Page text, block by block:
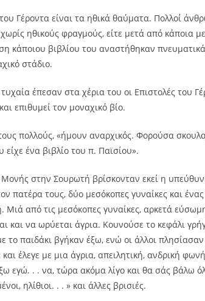
Γέροντα είναι τα ηθικά θαύματα. Πολλοί
ηθικούς φραγμούς, είτε μετά από κάποια
κάποιου βιβλίου του αναστήθηκαν
στάδιο.
έπεσαν στα χέρια του οι Επιστολές του
επιθυμεί τον μοναχικό βίο.
πολλούς, «ήμουν αναρχικός. Φορούσα
ένα βιβλίο του π. Παϊσίου».
στην Σουρωτή βρίσκονταν εκεί η
πατέρα τους, δύο μεσόκοπες γυναίκες και
από τις μεσόκοπες γυναίκες, αρκετά
και να ωρύεται άγρια. Κουνούσε το κεφάλι
παιδάκι βγήκαν έξω, ενώ οι άλλοι
έλεγε με μια άγρια, απειλητική, ανδρική
εγώ. . . να, τώρα ακόμα λίγο και θα σάς βάλω
ηλίθιοι. . . » και άλλες βρισιές.